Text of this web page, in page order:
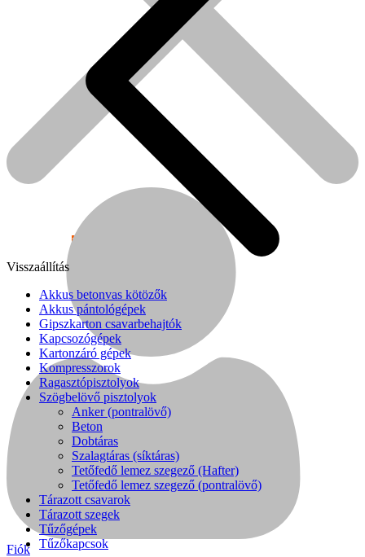
Népszerű!
Senco
Fiók
Visszaállítás
Akkus betonvas kötözők
Akkus pántológépek
Gipszkarton csavarbehajtók
Kapcsozógépek
Kartonzáró gépek
Kompresszorok
Ragasztópisztolyok
Szögbelövő pisztolyok
Anker (pontralövő)
Beton
Dobtáras
Szalagtáras (síktáras)
Tetőfedő lemez szegező (Hafter)
Tetőfedő lemez szegező (pontralövő)
Tárazott csavarok
Tárazott szegek
Tűzőgépek
Tűzőkapcsok